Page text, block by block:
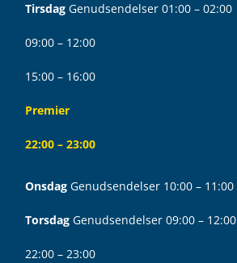
Tirsdag Genudsendelser 01:00 – 02:00
09:00 – 12:00
15:00 – 16:00
Premier
22:00 – 23:00
Onsdag Genudsendelser 10:00 – 11:00
Torsdag Genudsendelser 09:00 – 12:00
22:00 – 23:00